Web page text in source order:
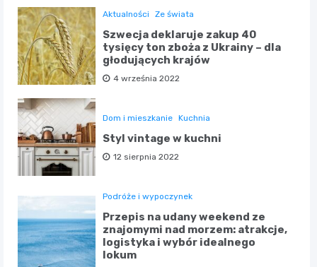
Aktualności Ze świata
Szwecja deklaruje zakup 40
tysięcy ton zboża z Ukrainy – dla
głodujących krajów
4 września 2022
Dom i mieszkanie Kuchnia
Styl vintage w kuchni
12 sierpnia 2022
Podróże i wypoczynek
Przepis na udany weekend ze
znajomymi nad morzem: atrakcje,
logistyka i wybór idealnego
lokum